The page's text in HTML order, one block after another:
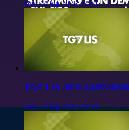
ven, 24 lug 2026 23:50
TG7 LIS 3ED 24/07/2026
ven, 24 lug 2026 20:50